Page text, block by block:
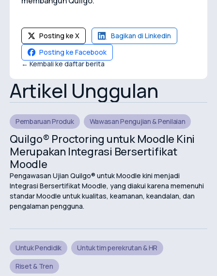
Posting ke X
Bagikan di Linkedin
Posting ke Facebook
← Kembali ke daftar berita
Artikel Unggulan
Pembaruan Produk Wawasan Pengujian & Penilaian
Quilgo® Proctoring untuk Moodle Kini
Merupakan Integrasi Bersertifikat
Moodle
Pengawasan Ujian Quilgo® untuk Moodle kini menjadi
Integrasi Bersertifikat Moodle, yang diakui karena memenuhi
standar Moodle untuk kualitas, keamanan, keandalan, dan
pengalaman pengguna.
Untuk Pendidik
Untuk tim perekrutan & HR
Riset & Tren